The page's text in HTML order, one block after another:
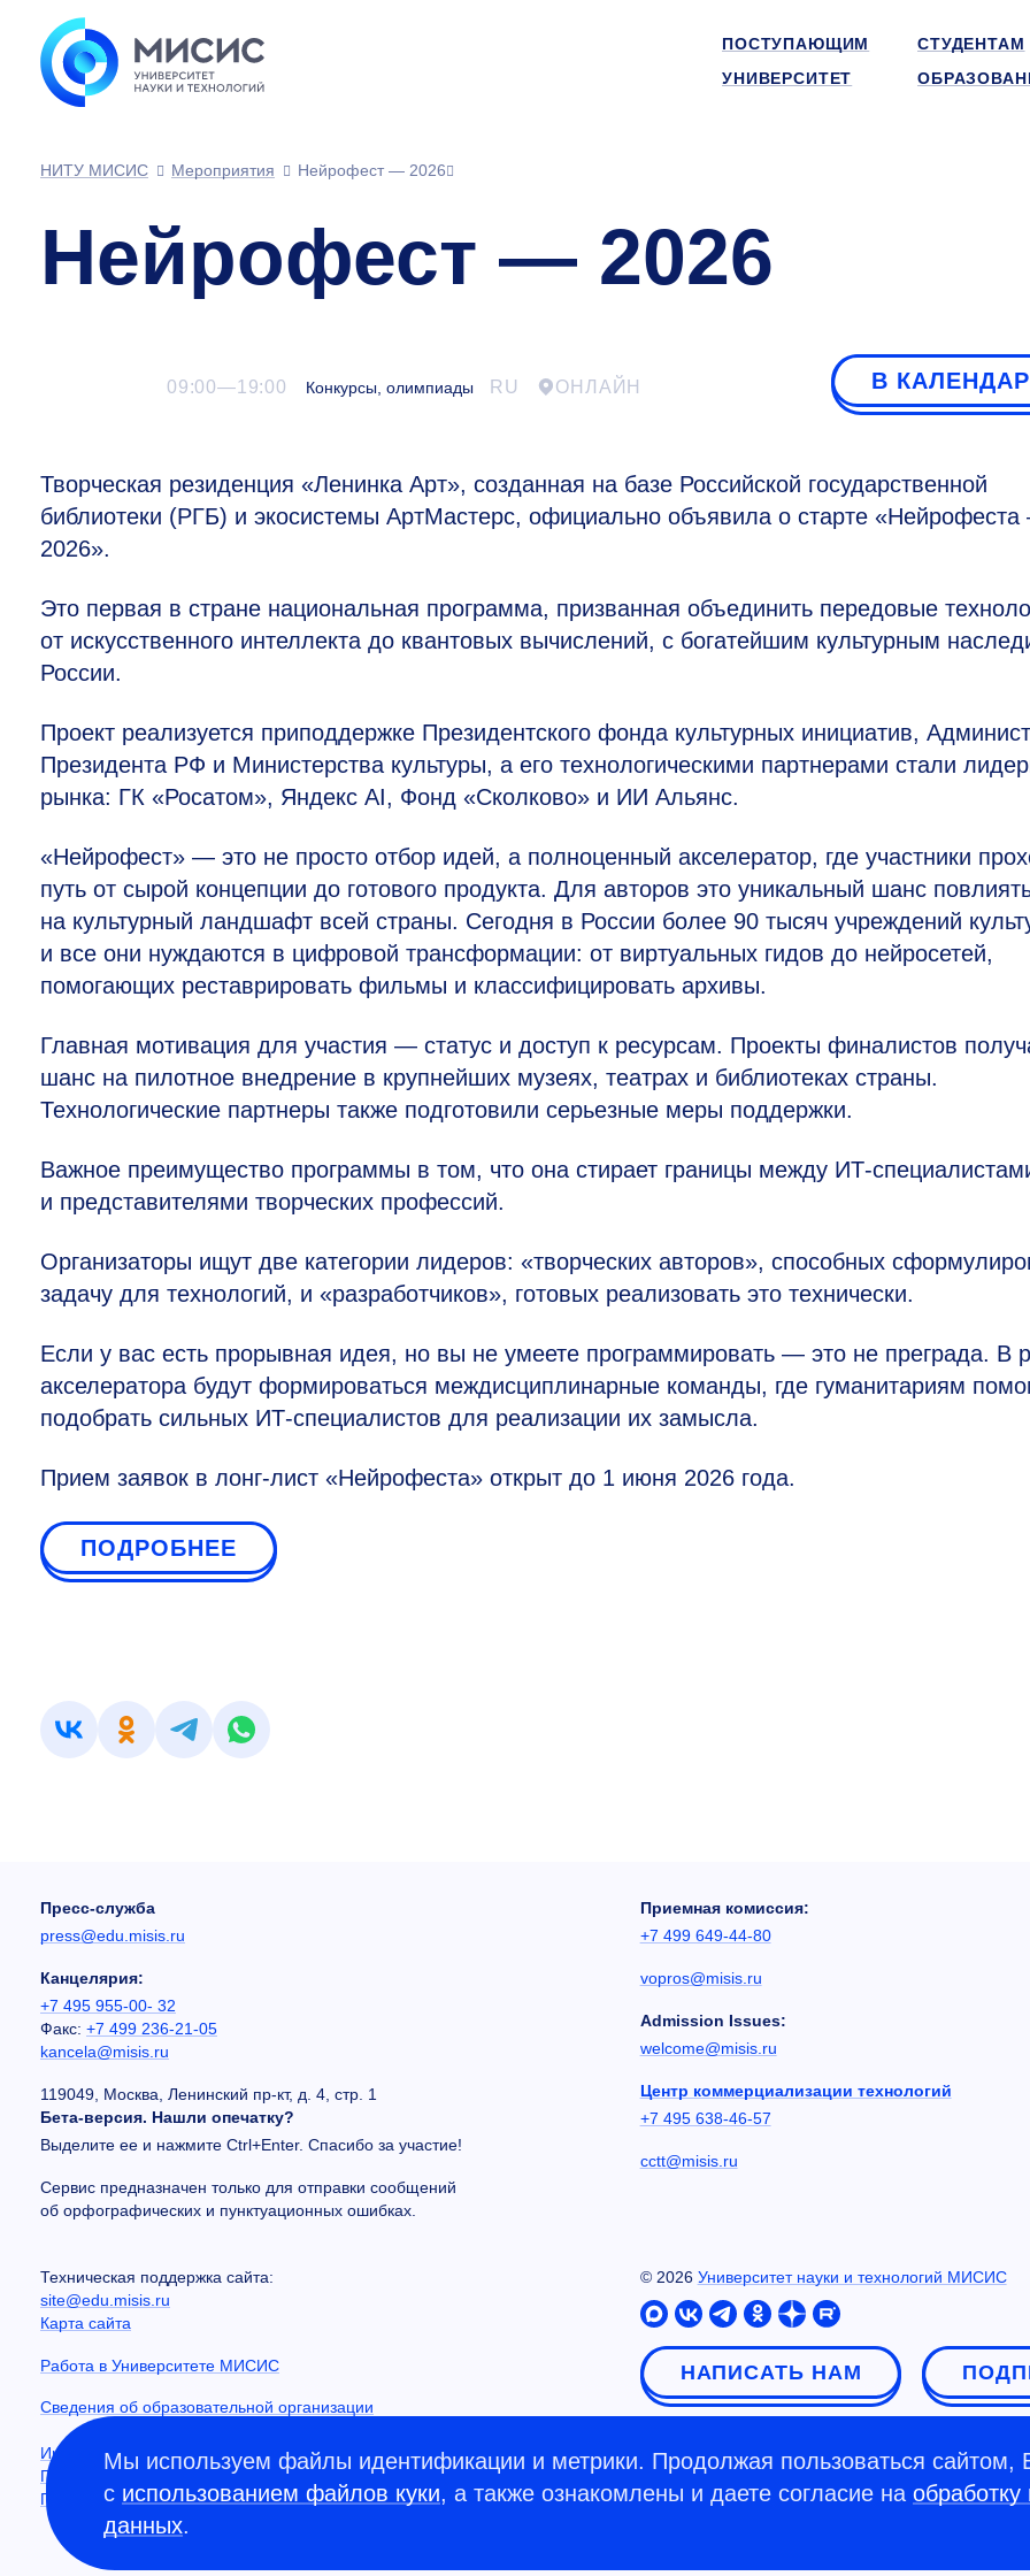
ПОСТУПАЮЩИМ СТУДЕНТАМ
УНИВЕРСИТЕТ
НИТУ МИСИС
Мероприятия Нейрофест — 2026
Нейрофест — 2026
09:00—19:00 Конкурсы, олимпиады RU ОНЛАЙН В
Творческая резиденция «Ленинка Арт», созданная на базе Российской государственной
библиотеки (РГБ) и экосистемы АртМастерс, официально объявила о старте
2026».
Это первая в стране национальная программа, призванная объединить передовые
от искусственного интеллекта до квантовых вычислений, с богатейшим культурным
России.
Проект реализуется приподдержке Президентского фонда культурных инициатив,
Президента РФ и Министерства культуры, а его технологическими партнерами стали
рынка: ГК «Росатом», Яндекс AI, Фонд «Сколково» и ИИ Альянс.
«Нейрофест» — это не просто отбор идей, а полноценный акселератор, где участники
путь от сырой концепции до готового продукта. Для авторов это уникальный шанс
на культурный ландшафт всей страны. Сегодня в России более 90 тысяч учреждений
и все они нуждаются в цифровой трансформации: от виртуальных гидов до нейросетей,
помогающих реставрировать фильмы и классифицировать архивы.
Главная мотивация для участия — статус и доступ к ресурсам. Проекты финалистов
шанс на пилотное внедрение в крупнейших музеях, театрах и библиотеках страны.
Технологические партнеры также подготовили серьезные меры поддержки.
Важное преимущество программы в том, что она стирает границы между ИТ-
и представителями творческих профессий.
Организаторы ищут две категории лидеров: «творческих авторов», способных
задачу для технологий, и «разработчиков», готовых реализовать это технически.
Если у вас есть прорывная идея, но вы не умеете программировать — это не преграда. В
акселератора будут формироваться междисциплинарные команды, где гуманитариям
подобрать сильных ИТ-специалистов для реализации их замысла.
Прием заявок в лонг-лист «Нейрофеста» открыт до 1 июня 2026 года.
ПОДРОБНЕЕ
Пресс-служба
press@edu.misis.ru
Канцелярия:
+7 495 955-00- 32
Факс: +7 499 236-21-05
kancela@misis.ru
119049, Москва, Ленинский пр-кт, д. 4, стр. 1
Бета-версия. Нашли опечатку?
Выделите ее и нажмите Ctrl+Enter. Спасибо за участие!
Сервис предназначен только для отправки сообщений
об орфографических и пунктуационных ошибках.
Приемная комиссия:
+7 499 649-44-80
vopros@misis.ru
Admission Issues:
welcome@misis.ru
Центр коммерциализации технологий
+7 495 638-46-57
cctt@misis.ru
Техническая поддержка сайта:
site@edu.misis.ru
Карта сайта
Работа в Университете МИСИС
Сведения об образовательной организации
Информация о закупках
Противодействие коррупции
Политика конфиденциальности
© 2026 Университет науки и технологий МИСИС
НАПИСАТЬ НАМ
Мы используем файлы идентификации и метрики. Продолжая пользоваться сайтом,
с использованием файлов куки, а также ознакомлены и даете согласие на
данных.